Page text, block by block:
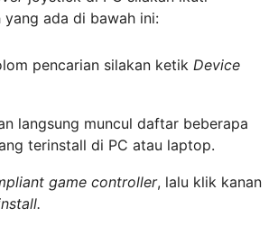
yang ada di bawah ini:
pencarian silakan ketik Device
langsung muncul daftar beberapa
terinstall di PC atau laptop.
game controller, lalu klik kanan